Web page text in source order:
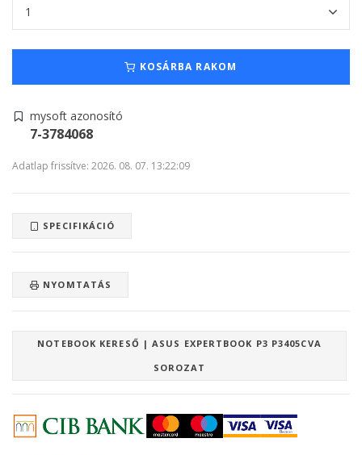
KOSÁRBA RAKOM
mysoft azonosító
7-3784068
Adatlap frissítve: 2026. 08. 07. 13:22:09
SPECIFIKÁCIÓ
NYOMTATÁS
NOTEBOOK KERESŐ | ASUS EXPERTBOOK P3 P3405CVA
SOROZAT